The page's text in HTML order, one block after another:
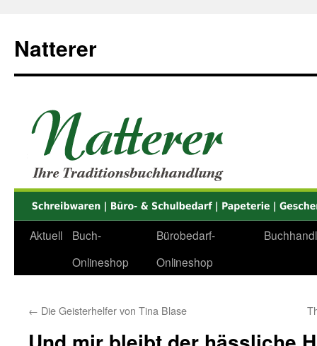
springen
Natterer
Aktuell
Buch-
Onlineshop
Bürobedarf-
Onlineshop
← Die Geisterhelfer von Tina Blase